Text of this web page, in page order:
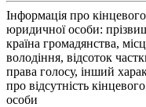
Інформація про
юридичної особи:
країна громадянства,
володіння, відсоток
права голосу, інший
про відсутність
особи